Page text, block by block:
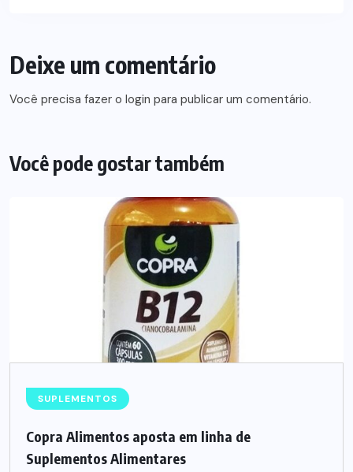
Deixe um comentário
Você precisa fazer o login para publicar um comentário.
Você pode gostar também
SUPLEMENTOS
Copra Alimentos aposta em linha de
Suplementos Alimentares